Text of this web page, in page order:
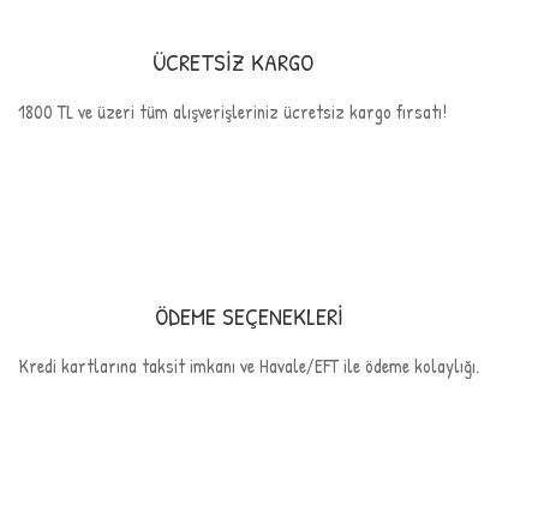
ÜCRETSİZ KARGO
1800 TL ve üzeri tüm alışverişleriniz ücretsiz kargo fırsatı!
ÖDEME SEÇENEKLERİ
Kredi kartlarına taksit imkanı ve Havale/EFT ile ödeme kolaylığı.